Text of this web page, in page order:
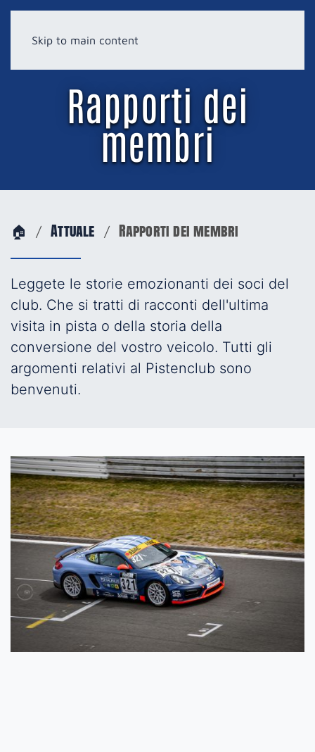
Skip to main content
Rapporti dei
membri
🏠 Attuale Rapporti dei membri
Leggete le storie emozionanti dei soci del
club. Che si tratti di racconti dell'ultima
visita in pista o della storia della
conversione del vostro veicolo. Tutti gli
argomenti relativi al Pistenclub sono
benvenuti.